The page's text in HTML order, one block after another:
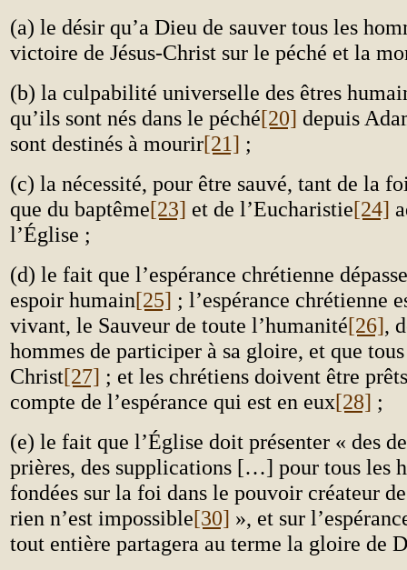
(a) le désir qu’a Dieu de sauver tous les
victoire de Jésus-Christ sur le péché et la
(b) la culpabilité universelle des êtres
qu’ils sont nés dans le péché[20] depuis
sont destinés à mourir[21] ;
(c) la nécessité, pour être sauvé, tant de la
que du baptême[23] et de l’Eucharistie[24]
l’Église ;
(d) le fait que l’espérance chrétienne
espoir humain[25] ; l’espérance chrétienne
vivant, le Sauveur de toute l’humanité[26],
hommes de participer à sa gloire, et que
Christ[27] ; et les chrétiens doivent être
compte de l’espérance qui est en eux[28] ;
(e) le fait que l’Église doit présenter « des
prières, des supplications […] pour tous les
fondées sur la foi dans le pouvoir créateur
rien n’est impossible[30] », et sur
tout entière partagera au terme la gloire de